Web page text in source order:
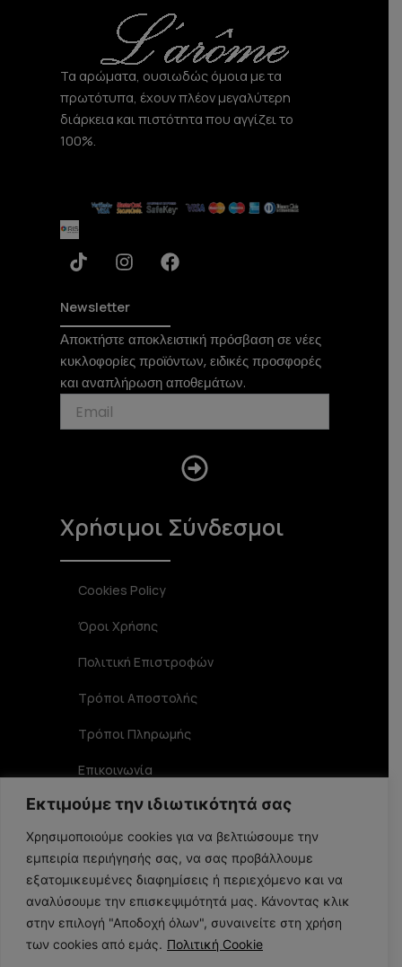
Εκτιμούμε την ιδιωτικότητά σας
Χρησιμοποιούμε cookies για να βελτιώσουμε την
εμπειρία περιήγησής σας, να σας προβάλλουμε
εξατομικευμένες διαφημίσεις ή περιεχόμενο και να
αναλύσουμε την επισκεψιμότητά μας. Κάνοντας κλικ
στην επιλογή "Αποδοχή όλων", συναινείτε στη χρήση
των cookies από εμάς. Πολιτική Cookie
o
k
g
r
a
m
o
k
Τα αρώματα, ουσιωδώς όμοια με τα
πρωτότυπα, έχουν πλέον μεγαλύτερη
διάρκεια και πιστότητα που αγγίζει το
100%.
T
i
t
o
k
I
n
t
a
g
r
a
F
a
b
o
o
k
Newsletter
Αποκτήστε αποκλειστική πρόσβαση σε νέες
κυκλοφορίες προϊόντων, ειδικές προσφορές
και αναπλήρωση αποθεμάτων.
Submit
Χρήσιμοι Σύνδεσμοι
Cookies Policy
Όροι Χρήσης
Πολιτική Επιστροφών
Τρόποι Αποστολής
Τρόποι Πληρωμής
Επικοινωνία
Στοιχεία Επικοινωνίας
Αριστοφάνους 19 TK 15234, Χαλάνδρι
210 6848356